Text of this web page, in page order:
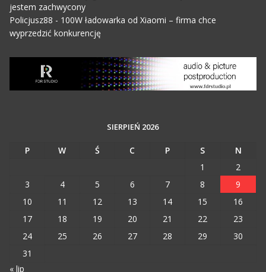
jestem zachwycony
Policjusz88 - 100W ładowarka od Xiaomi – firma chce
wyprzedzić konkurencję
SIERPIEŃ 2026
P W Ś C P S
N
1
2
3
4 5 6 7 8
9
10
11 12 13 14 15
16
17
18 19 20 21 22
23
24
25 26 27 28 29
30
31
« lip